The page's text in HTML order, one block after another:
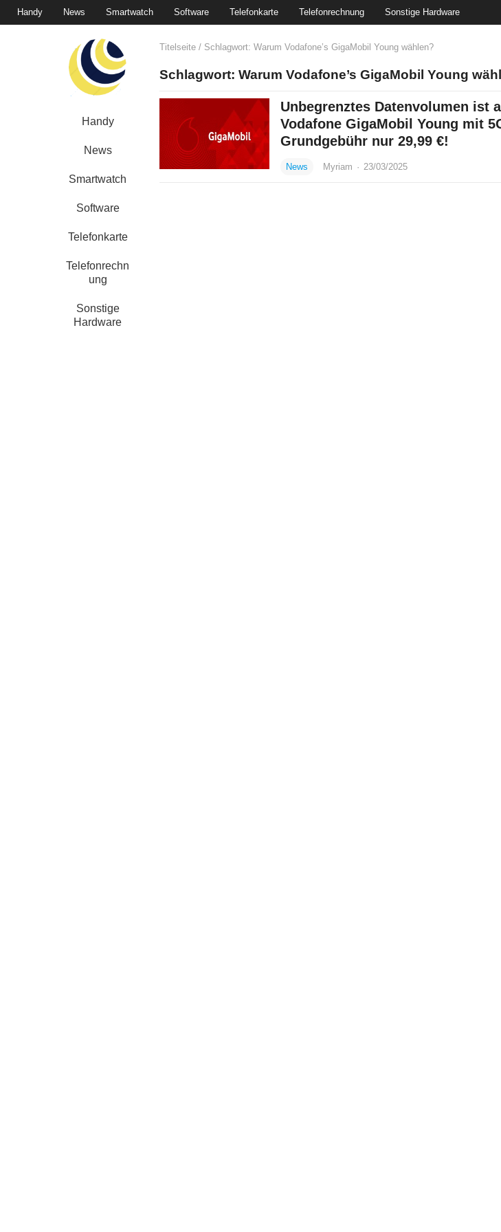
Handy News Smartwatch Software Telefonkarte Telefonrechnung Sonstige Hardware
Handy
News
Smartwatch
Software
Telefonkarte
Telefonrechn
ung
Sonstige
Hardware
Titelseite / Schlagwort: Warum Vodafone’s GigaMobil Young wählen?
Schlagwort: Warum Vodafone’s GigaMobil Young
Unbegrenztes Datenvolumen ist
Vodafone GigaMobil Young mit
Grundgebühr nur 29,99 €!
News Myriam · 23/03/2025